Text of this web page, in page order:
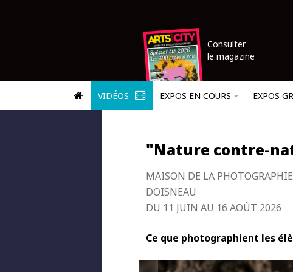
Consulter
le magazine
VIDÉOS EXPOS EN COURS EXPOS
"Nature contre-
MAISON DE LA
DOISNEAU
DU 11 JUIN AU 16 AOÛT 2026
Ce que photographient les